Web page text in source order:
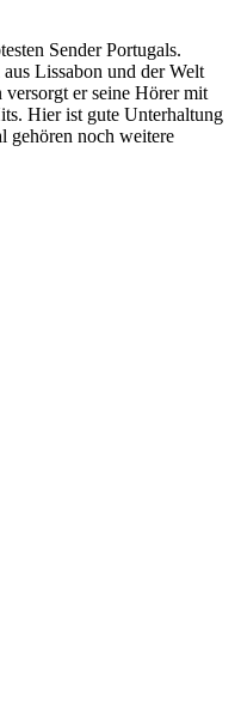
Sender Portugals.
Lissabon und der Welt
er seine Hörer mit
Hier ist gute Unterhaltung
gehören noch weitere